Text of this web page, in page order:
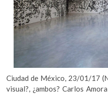
Ciudad de México, 23/01/17
visual?, ¿ambos? Carlos